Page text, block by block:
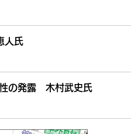
人氏
の発露 木村武史氏